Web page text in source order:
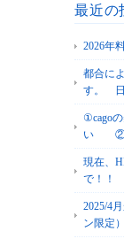
最近の
2026年
都合に
す。 日
①cago
い ②日
現在、
で！！
2025/4
ン限定）